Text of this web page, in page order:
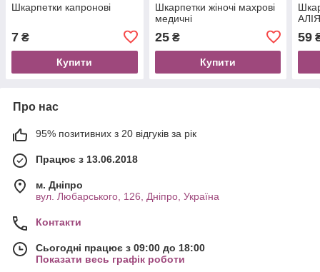
Шкарпетки капронові
7 ₴
Купити
Шкарпетки жіночі махрові
медичні
25₴
Купити
59
Про нас
95% позитивних з 20 відгуків за рік
Працює з 13.06.2018
м. Дніпро
вул. Любарського, 126, Дніпро, Україна
Контакти
Сьогодні працює з 09:00 до 18:00
Показати весь графік роботи